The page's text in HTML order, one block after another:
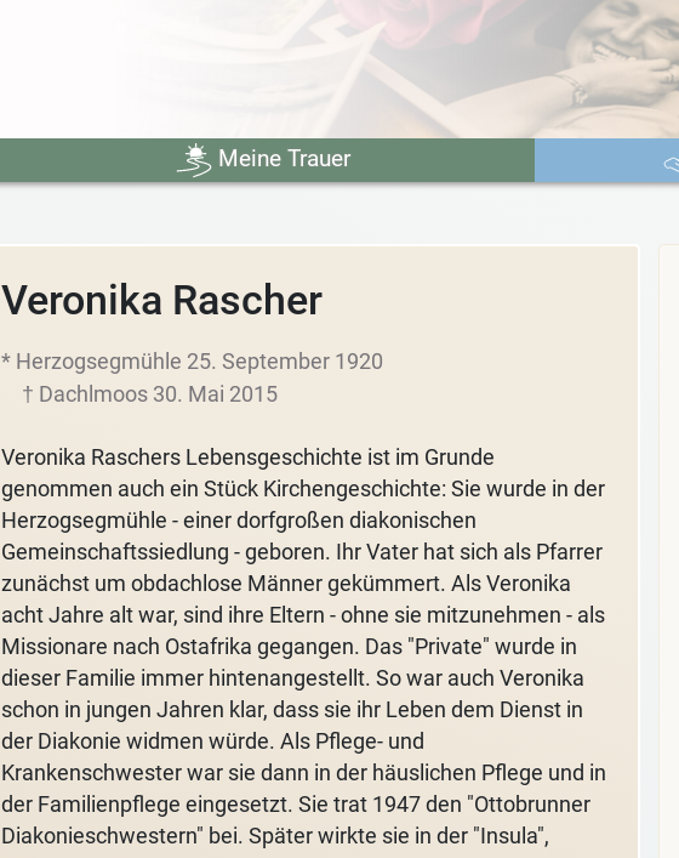
Meine Trauer
Veronika Rascher
* Herzogsegmühle 25. September 1920
† Dachlmoos 30. Mai 2015
Veronika Raschers Lebensgeschichte ist im Grunde
genommen auch ein Stück Kirchengeschichte: Sie wurde in der
Herzogsegmühle - einer dorfgroßen diakonischen
Gemeinschaftssiedlung - geboren. Ihr Vater hat sich als Pfarrer
zunächst um obdachlose Männer gekümmert. Als Veronika
acht Jahre alt war, sind ihre Eltern - ohne sie mitzunehmen - als
Missionare nach Ostafrika gegangen. Das "Private" wurde in
dieser Familie immer hintenangestellt. So war auch Veronika
schon in jungen Jahren klar, dass sie ihr Leben dem Dienst in
der Diakonie widmen würde. Als Pflege- und
Krankenschwester war sie dann in der häuslichen Pflege und in
der Familienpflege eingesetzt. Sie trat 1947 den "Ottobrunner
Diakonieschwestern" bei. Später wirkte sie in der "Insula",